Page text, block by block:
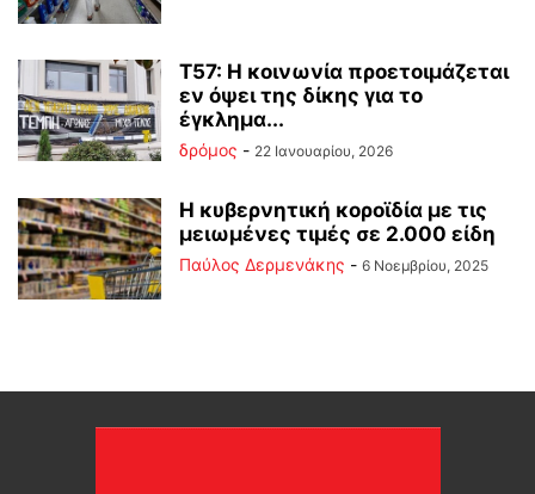
Τ57: Η κοινωνία προετοιμάζεται
εν όψει της δίκης για το
έγκλημα...
δρόμος - 22 Ιανουαρίου, 2026
Η κυβερνητική κοροϊδία με τις
μειωμένες τιμές σε 2.000 είδη
Παύλος Δερμενάκης - 6 Νοεμβρίου, 2025